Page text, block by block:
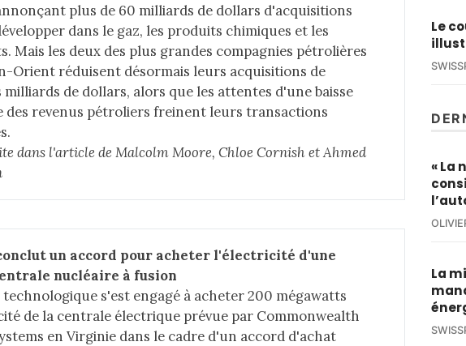
plus de 60 milliards de dollars d'acquisitions
dans le gaz, les produits chimiques et les
Mais les deux des plus grandes compagnies pétrolières
Orient réduisent désormais leurs acquisitions de
de dollars, alors que les attentes d'une baisse
des revenus pétroliers freinent leurs transactions
dans l'article de Malcolm Moore, Chloe Cornish et Ahmed
un accord pour acheter l'électricité d'une
nucléaire à fusion
technologique s'est engagé à acheter 200 mégawatts
de la centrale électrique prévue par Commonwealth
en Virginie dans le cadre d'un accord d'achat
Le
« La
La